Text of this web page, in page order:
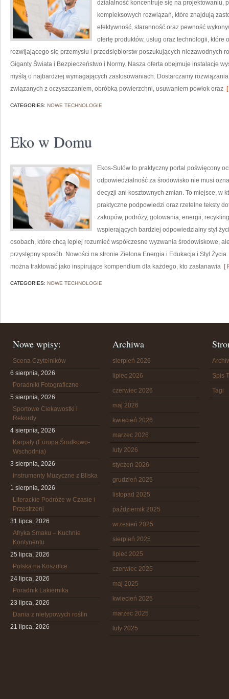
działalność koncentruje się na projektowaniu,
kompleksowych rozwiązań, które znajdują
efektywność, staranność oraz pewność
ofertę produktów, usług oraz technologii,
rozwijającego się przemysłu i przedsiębiorstw poszukujących niezawodnych
Giganty Świata i Bezpieczeństwo i Normy. Nasza oferta obejmuje instalacje
myślą o najbardziej wymagających zastosowaniach. Dostarczamy
związanych z oczyszczaniem, obróbką powierzchni, usuwaniem powłok oraz
CATEGORIES: NOWE TECHNOLOGIE
Eko w Domu
Ekos-Sułów to praktyczny portal poświęcony
odpowiedzialność za środowisko nie musi
decyzji ani kosztownych zmian. To miejsce, w
praktyczne podpowiedzi oraz rzetelne teksty
zakupów, podróży, gotowania, energii,
wspierających bardziej odpowiedzialny styl
osobach, które chcą lepiej rozumieć współczesne wyzwania środowiskowe,
przystępny sposób. Nowości na stronie Zielona Energia i Edukacja i Styl
można traktować jako inspirujące kompendium dla każdego, kto zastanawia [
CATEGORIES: NOWE TECHNOLOGIE
Nowe wpisy:
Scena Czytelników
6 sierpnia, 2026
Poradniki Fotograficzne
5 sierpnia, 2026
Sportowe Ciekawostki i
Rekordy
4 sierpnia, 2026
Karpaty (Europa Środkowo-
Wschodnia)
3 sierpnia, 2026
Instrumenty Muzyczne z Bliska
1 sierpnia, 2026
Literackie Podróże w Czasie i
Przestrzeni
31 lipca, 2026
Afryka Smaku – Kuchnie
Kontynentu
25 lipca, 2026
Polska na Koszulce
24 lipca, 2026
Poradnik Lakiernika
23 lipca, 2026
Dania z nietypowych roślin
21 lipca, 2026
Archiwa
sierpień 2026
lipiec 2026
czerwiec 2026
maj 2026
kwiecień 2026
marzec 2026
luty 2026
styczeń 2026
grudzień 2025
listopad 2025
październik 2025
wrzesień 2025
sierpień 2025
lipiec 2025
czerwiec 2025
maj 2025
kwiecień 2025
marzec 2025
luty 2025
Spis
Tagi